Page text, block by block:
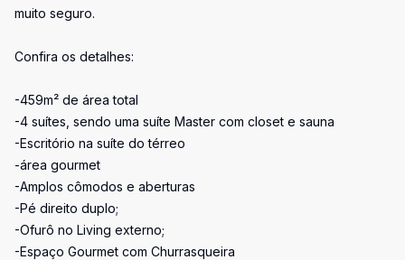
muito seguro.
Confira os detalhes:
-459m² de área total
-4 suítes, sendo uma suíte Master com closet e sauna
-Escritório na suíte do térreo
-área gourmet
-Amplos cômodos e aberturas
-Pé direito duplo;
-Ofurô no Living externo;
-Espaço Gourmet com Churrasqueira